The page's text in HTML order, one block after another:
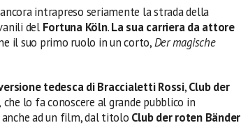
intrapreso seriamente la strada della
del Fortuna Köln.La sua carriera da attore
il suo primo ruolo in un corto,Der magische
tedesca di Braccialetti Rossi,Club der
che lo fa conoscere al grande pubblico in
anche ad un film, dal titolo Club der roten Bänder